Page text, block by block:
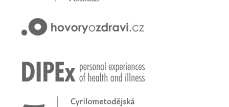
Zkušenosti rodičů dětí s epilepsií
Začínáme nové téma! Sluchová vada u dětí